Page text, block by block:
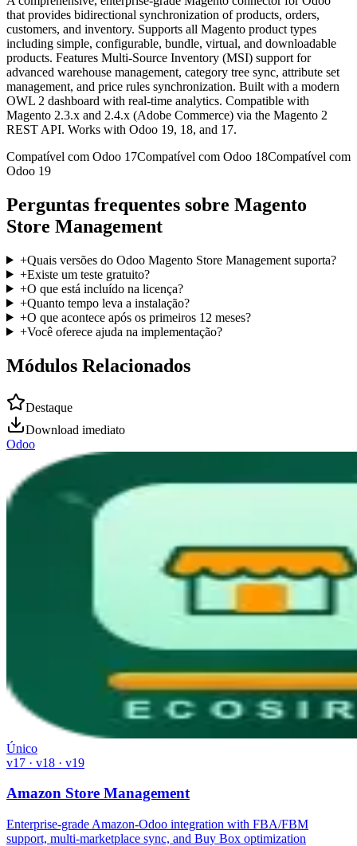
that provides bidirectional synchronization of products, orders,
customers, and inventory. Supports all Magento product types
including simple, configurable, bundle, virtual, and downloadable
products. Features Multi-Source Inventory (MSI) support for
advanced warehouse management, category tree sync, attribute set
management, and price rules synchronization. Built with a modern
OWL 2 dashboard with real-time analytics. Compatible with
Magento 2.3.x and 2.4.x (Adobe Commerce) via the Magento 2
REST API. Works with Odoo 19, 18, and 17.
Compatível com Odoo 17Compatível com Odoo 18Compatível com
Odoo 19
Perguntas frequentes sobre Magento
Store Management
+Quais versões do Odoo Magento Store Management suporta?
+Existe um teste gratuito?
+O que está incluído na licença?
+Quanto tempo leva a instalação?
+O que acontece após os primeiros 12 meses?
+Você oferece ajuda na implementação?
Módulos Relacionados
Destaque
Download imediato
Odoo
Único
v17 · v18 · v19
Amazon Store Management
Enterprise-grade Amazon-Odoo integration with FBA/FBM
support, multi-marketplace sync, and Buy Box optimization